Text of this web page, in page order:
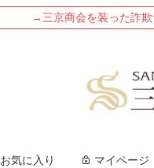
→三京商会を装った詐
お気に入り マイページ